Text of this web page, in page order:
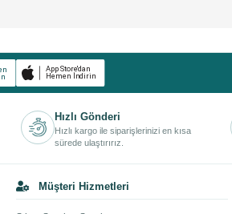
Hızlı Gönderi
Hızlı kargo ile siparişlerinizi en kısa
sürede ulaştırırız.
Müşteri Hizmetleri